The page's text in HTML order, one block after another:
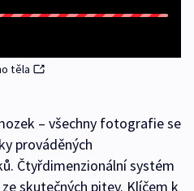
těla
– všechny fotografie se
prováděných
Čtyřdimenzionální systém
skutečných pitev. Klíčem k